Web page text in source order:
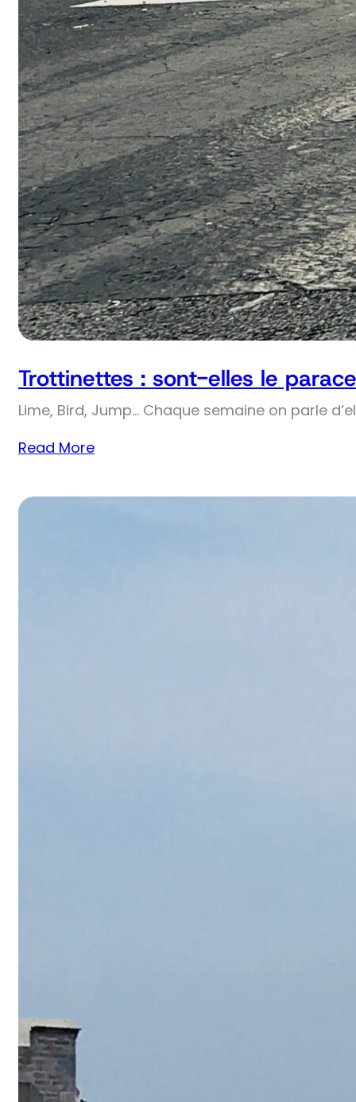
Trottinettes : sont-elles le
Lime, Bird, Jump… Chaque semaine on parle
Read More